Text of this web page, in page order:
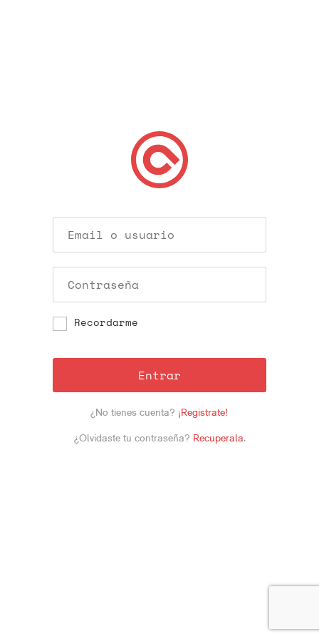
Recordarme
Entrar
¿No tienes cuenta? ¡Registrate!
¿Olvidaste tu contraseña? Recuperala.